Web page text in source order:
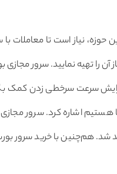
نیاز است تا معاملات با
آن را تهیه نمایید. سرور
سرعت سرخطی زدن کمک
اشاره کرد. سرور مجازی
شد. هم‌چنین با خرید سرور